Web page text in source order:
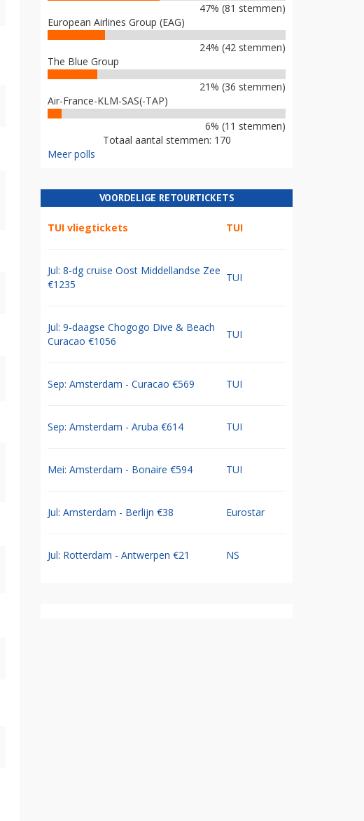
47% (81 stemmen)
European Airlines Group (EAG)
24% (42 stemmen)
The Blue Group
21% (36 stemmen)
Air-France-KLM-SAS(-TAP)
6% (11 stemmen)
Totaal aantal stemmen: 170
Meer polls
VOORDELIGE RETOURTICKETS
TUI vliegtickets TUI
Jul: 8-dg cruise Oost Middellandse Zee
€1235
TUI
Jul: 9-daagse Chogogo Dive & Beach
Curacao €1056
TUI
Sep: Amsterdam - Curacao €569 TUI
Sep: Amsterdam - Aruba €614 TUI
Mei: Amsterdam - Bonaire €594 TUI
Jul: Amsterdam - Berlijn €38 Eurostar
Jul: Rotterdam - Antwerpen €21 NS